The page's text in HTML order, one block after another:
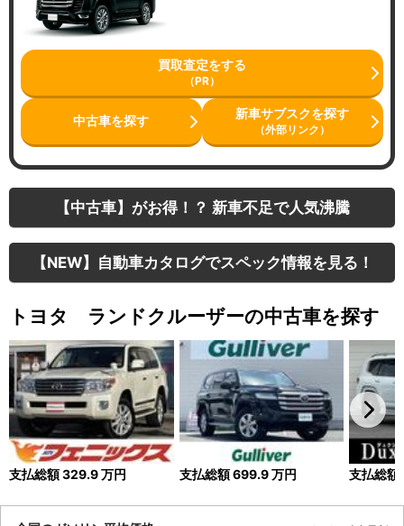
買取査定をする
（PR）
中古車を探す 新車サブスクを探す
（外部リンク）
【中古車】がお得！？ 新車不足で人気沸騰
【NEW】自動車カタログでスペック情報を見る！
トヨタ ランドクルーザーの中古車を探す
支払総額329.9万円 支払総額699.9万円 支払総額